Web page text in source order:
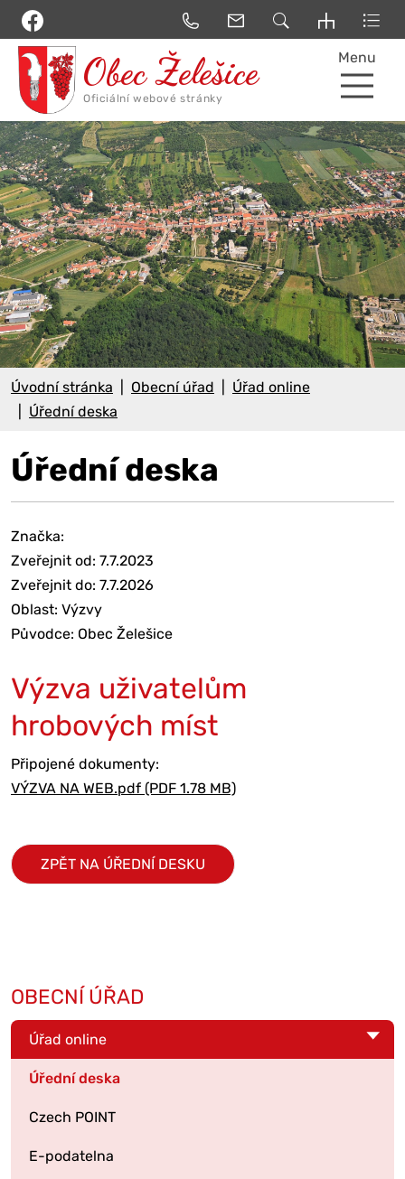
Menu
Úvodní stránka Obecní úřad
Úřad online
Úřední deska
Úřední deska
Značka:
Zveřejnit od: 7.7.2023
Zveřejnit do: 7.7.2026
Oblast: Výzvy
Původce: Obec Želešice
Výzva uživatelům
hrobových míst
Připojené dokumenty:
VÝZVA NA WEB.pdf (PDF 1.78 MB)
ZPĚT NA ÚŘEDNÍ DESKU
OBECNÍ ÚŘAD
Úřad online
Úřední deska
Czech POINT
E-podatelna